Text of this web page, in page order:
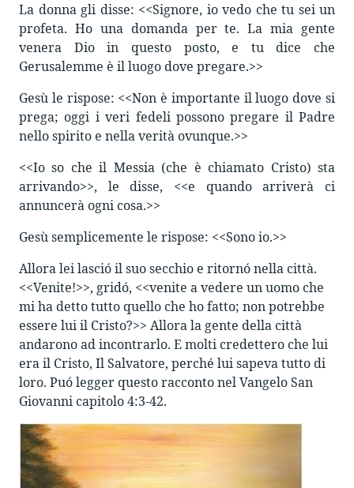
La donna gli disse: <<Signore, io vedo che tu sei un
profeta. Ho una domanda per te. La mia gente
venera Dio in questo posto, e tu dice che
Gerusalemme è il luogo dove pregare.>>
Gesù le rispose: <<Non è importante il luogo dove si
prega; oggi i veri fedeli possono pregare il Padre
nello spirito e nella verità ovunque.>>
<<Io so che il Messia (che è chiamato Cristo) sta
arrivando>>, le disse, <<e quando arriverà ci
annuncerà ogni cosa.>>
Gesù semplicemente le rispose: <<Sono io.>>
Allora lei lasció il suo secchio e ritornó nella città.
<<Venite!>>, gridó, <<venite a vedere un uomo che
mi ha detto tutto quello che ho fatto; non potrebbe
essere lui il Cristo?>> Allora la gente della città
andarono ad incontrarlo. E molti credettero che lui
era il Cristo, Il Salvatore, perché lui sapeva tutto di
loro. Puó legger questo racconto nel Vangelo San
Giovanni capitolo 4:3-42.